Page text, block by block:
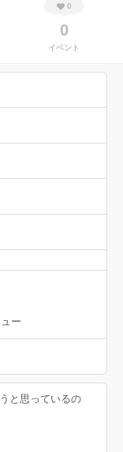
0
0
イベント
ー
と思っているの